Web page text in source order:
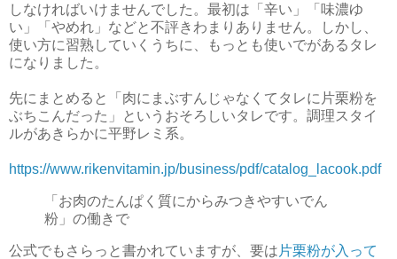
しなければいけませんでした。最初は「辛い」「味濃ゆ
い」「やめれ」などと不評きわまりありません。しかし、
使い方に習熟していくうちに、もっとも使いでがあるタレ
になりました。
先にまとめると「肉にまぶすんじゃなくてタレに片栗粉を
ぶちこんだった」というおそろしいタレです。調理スタイ
ルがあきらかに平野レミ系。
https://www.rikenvitamin.jp/business/pdf/catalog_lacook.pdf
「お肉のたんぱく質にからみつきやすいでん
粉」の働きで
公式でもさらっと書かれていますが、要は 片栗粉が入って